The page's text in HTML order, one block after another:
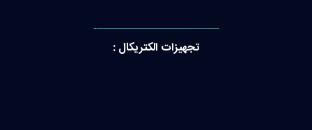
———————————-
تجهیزات الکتریکال :